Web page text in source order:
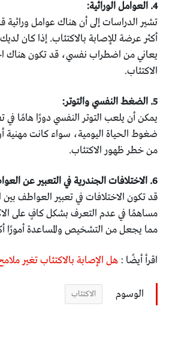
4. العوامل الوراثية:
تشير الدراسات إلى أن هناك عوامل
أكثر عرضة للإصابة بالاكتئاب. إذا كان
يعاني من اضطراب نفسي، قد تكون هناك
الاكتئاب.
5. الضغط النفسي والتوتر:
يمكن أن يلعب التوتر النفسي دورًا هامًا في
ضغوط الحياة اليومية، سواء كانت
من خطر ظهور الاكتئاب.
6. الاختلافات الجندرية في التعبير عن العواطف:
قد تكون الاختلافات في تعبير العواطف
مساهمًا في عدم التعرف بشكل كافٍ على
مما يجعل من التشخيص والمساعدة أمورًا
اقرأ أيضًا : هل الإصابة بالاكتئاب تغير
الوسوم الاكتئاب